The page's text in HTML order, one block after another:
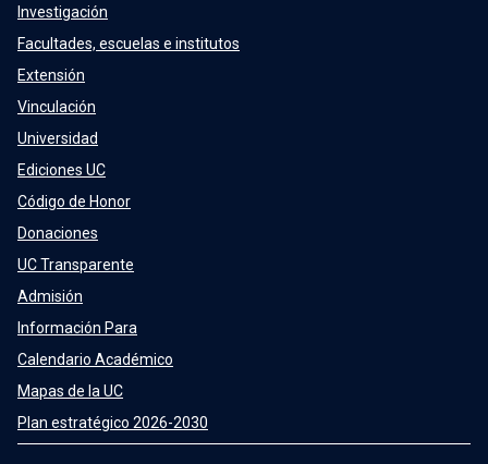
Investigación
Facultades, escuelas e institutos
Extensión
Vinculación
Universidad
Ediciones UC
Código de Honor
Donaciones
UC Transparente
Admisión
Información Para
Calendario Académico
Mapas de la UC
Plan estratégico 2026-2030